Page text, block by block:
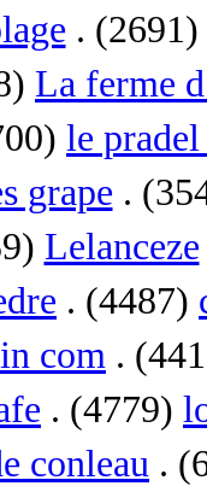
. (2691)
La ferme
le
grape .
Lelanceze
. (4487)
com .
. (4779)
conleau .